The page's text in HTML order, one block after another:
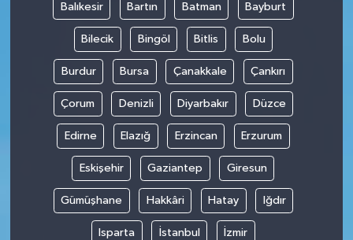
Balıkesir Bartın Batman Bayburt
Bilecik Bingöl Bitlis Bolu
Burdur Bursa Çanakkale Çankırı
Çorum Denizli Diyarbakır Düzce
Edirne Elazığ Erzincan Erzurum
Eskişehir Gaziantep Giresun
Gümüşhane Hakkâri Hatay Iğdır
Isparta İstanbul İzmir